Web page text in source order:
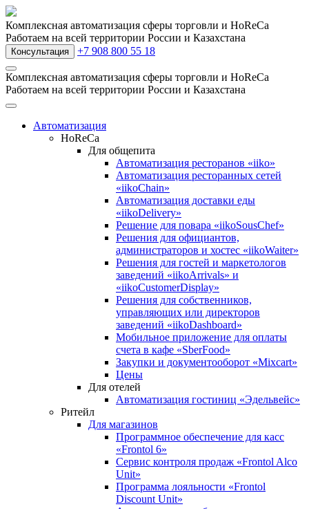
Комплексная автоматизация сферы торговли и HoReCa
Работаем на всей территории России и Казахстана
Консультация +7 908 800 55 18
Комплексная автоматизация сферы торговли и HoReCa
Работаем на всей территории России и Казахстана
Автоматизация
HoReCa
Для общепита
Автоматизация ресторанов «iiko»
Автоматизация ресторанных сетей
«iikoChain»
Автоматизация доставки еды
«iikoDelivery»
Решение для повара «iikoSousChef»
Решения для официантов,
администраторов и хостес «iikoWaiter»
Решения для гостей и маркетологов
заведений «iikoArrivals» и
«iikoCustomerDisplay»
Решения для собственников,
управляющих или директоров
заведений «iikoDashboard»
Мобильное приложение для оплаты
счета в кафе «SberFood»
Закупки и документооборот «Mixcart»
Цены
Для отелей
Автоматизация гостиниц «Эдельвейс»
Ритейл
Для магазинов
Программное обеспечение для касс
«Frontol 6»
Сервис контроля продаж «Frontol Alco
Unit»
Программа лояльности «Frontol
Discount Unit»